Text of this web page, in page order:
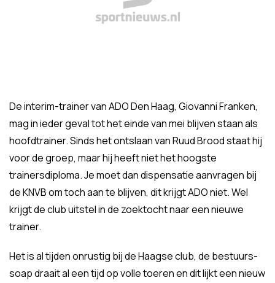
De interim-trainer van ADO Den Haag, Giovanni Franken,
mag in ieder geval tot het einde van mei blijven staan als
hoofdtrainer. Sinds het ontslaan van Ruud Brood staat hij
voor de groep, maar hij heeft niet het hoogste
trainersdiploma. Je moet dan dispensatie aanvragen bij
de KNVB om toch aan te blijven, dit krijgt ADO niet. Wel
krijgt de club uitstel in de zoektocht naar een nieuwe
trainer.
Het is al tijden onrustig bij de Haagse club, de bestuurs-
soap draait al een tijd op volle toeren en dit lijkt een nieuw